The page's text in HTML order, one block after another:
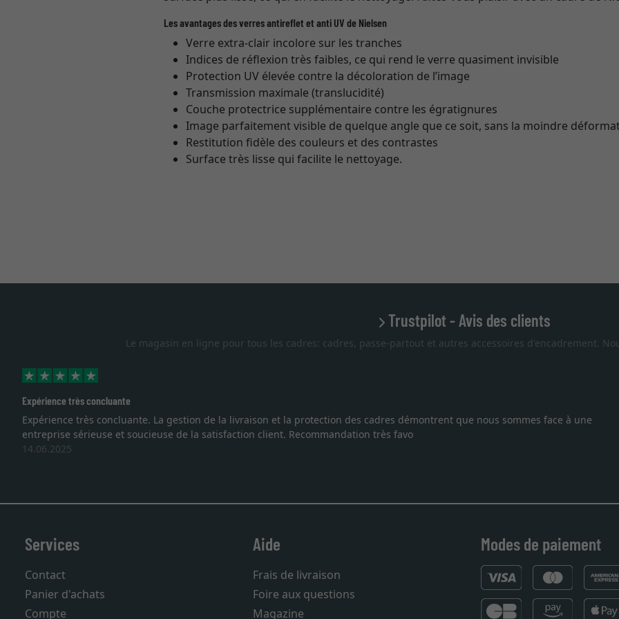
Les avantages des verres antireflet et anti UV de Nielsen
Verre extra-clair incolore sur les tranches
Indices de réflexion très faibles, ce qui rend le verre quasiment invisible
Protection UV élevée contre la décoloration de l’image
Transmission maximale (translucidité)
Couche protectrice supplémentaire contre les égratignures
Image parfaitement visible de quelque angle que ce soit, sans la moindre
Restitution fidèle des couleurs et des contrastes
Surface très lisse qui facilite le nettoyage.
Trustpilot - Avis des clients
Le magasin en ligne pour tous les cadres: cadres, passe-partout et autres accessoires d'encadrement.
à une
Excellent
Je recherchais un cadre sur mesure pour une lithographie, je suis tombée sur ce site. Le choix et la qualité sont au
vous. Emballage professionnel, service et livraison dans les temps. J'espère revenir pour une autre commande. Merci.
27.05.2025
Services
Contact
Panier d'achats
Compte
Aide
Frais de livraison
Foire aux questions
Magazine
Modes de paiement